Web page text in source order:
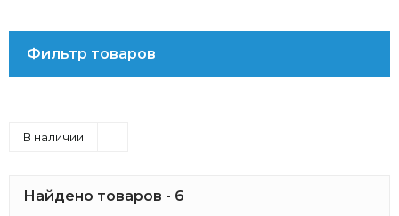
Фильтр товаров
В наличии
Найдено товаров - 6